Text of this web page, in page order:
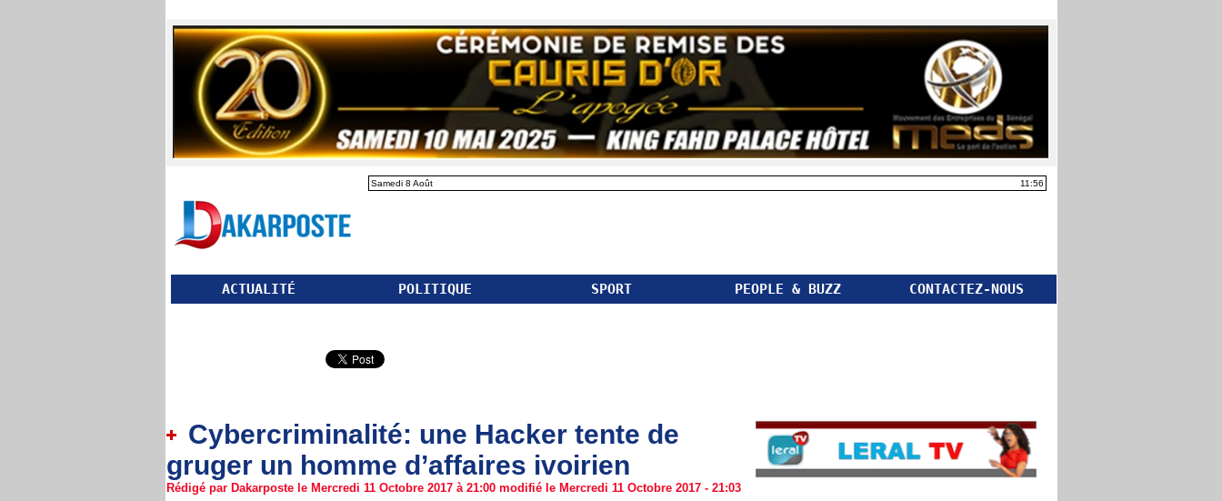
Samedi 8 Août 11:56
ACTUALITÉ POLITIQUE SPORT PEOPLE & BUZZ CONTACTEZ-NOUS
Cybercriminalité: une Hacker tente de
gruger un homme d’affaires ivoirien
Rédigé par Dakarposte le Mercredi 11 Octobre 2017 à 21:00 modifié le Mercredi 11 Octobre 2017 - 21:03